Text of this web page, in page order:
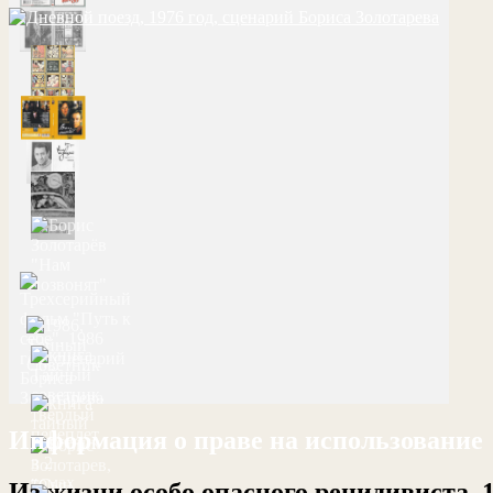
Информация о праве на использование